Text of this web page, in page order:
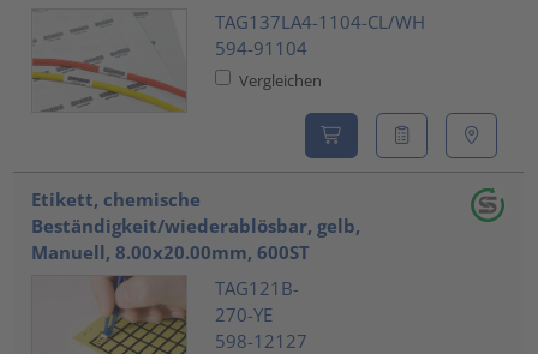
TAG137LA4-1104-CL/WH
594-91104
Vergleichen
Etikett, chemische
Beständigkeit/wiederablösbar, gelb,
Manuell, 8.00x20.00mm, 600ST
TAG121B-
270-YE
598-12127